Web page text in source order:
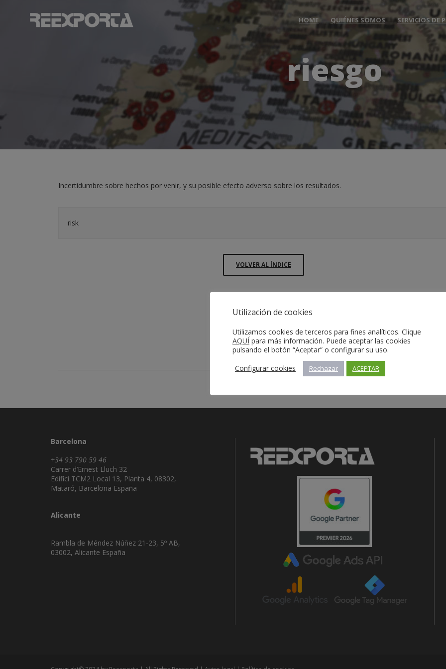
HOME QUIÉNES SOMOS SERVICIOS DE
riesgo
Incertidumbre sobre hechos por venir, y su posible efecto adverso sobre los resultados.
risk
VOLVER AL ÍNDICE
Barcelona
+34 93 790 59 46
Carrer d’Ernest Lluch 32
Edifici TCM2 Local 13, Planta 4, 08302,
Mataró, Barcelona España
Alicante
Rambla de Méndez Núñez 21-23, 5º AB,
03002, Alicante España
Utilización de cookies
Utilizamos cookies de terceros para fines analíticos. Clique
AQUÍ para más información. Puede aceptar las cookies
pulsando el botón “Aceptar” o configurar su uso.
Configurar cookies
Rechazar ACEPTAR